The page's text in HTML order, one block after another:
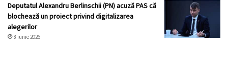
Deputatul Alexandru Berlinschii (PN) acuză PAS că
blochează un proiect privind digitalizarea
alegerilor
8 iunie 2026